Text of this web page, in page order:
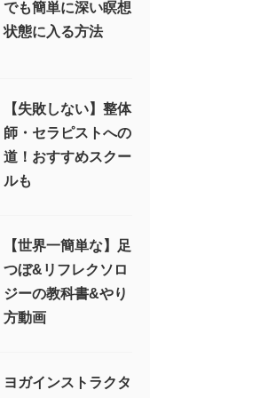
でも簡単に深い瞑想
状態に入る方法
【失敗しない】整体
師・セラピストへの
道！おすすめスクー
ルも
【世界一簡単な】足
つぼ&リフレクソロ
ジーの教科書&やり
方動画
ヨガインストラクタ